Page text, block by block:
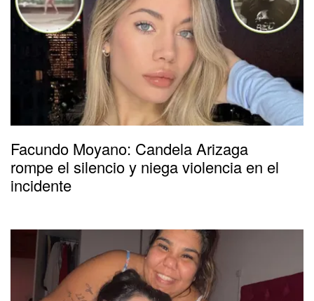
Facundo Moyano: Candela Arizaga
rompe el silencio y niega violencia en el
incidente